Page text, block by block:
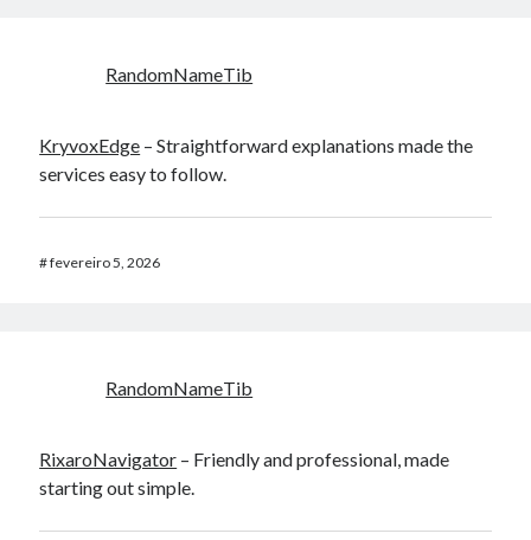
RandomNameTib
KryvoxEdge – Straightforward explanations made the
services easy to follow.
#fevereiro 5, 2026
RandomNameTib
RixaroNavigator – Friendly and professional, made
starting out simple.